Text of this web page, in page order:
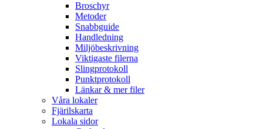
Broschyr
Metoder
Snabbguide
Handledning
Miljöbeskrivning
Viktigaste filerna
Slingprotokoll
Punktprotokoll
Länkar & mer filer
Våra lokaler
Fjärilskarta
Lokala sidor